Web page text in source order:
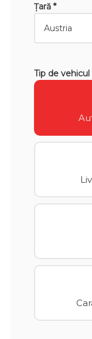
Țară *
Tip de vehicul